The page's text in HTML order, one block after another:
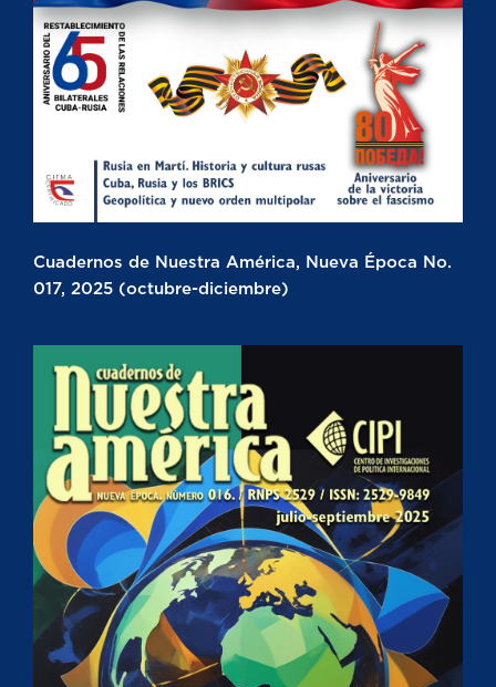
Cuadernos de Nuestra América, Nueva Época No.
017, 2025 (octubre-diciembre)